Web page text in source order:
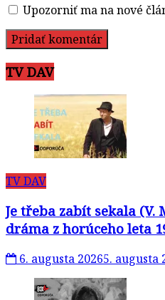
Upozorniť ma na nové
TV DAV
TV DAV
Je třeba zabít sekala (V.
dráma z horúceho leta
6. augusta 20265. augusta